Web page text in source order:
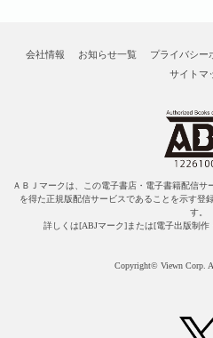
会社情報 お知らせ一覧 プライバシー
サイトマ
ＡＢＪマークは、この電子書店・電子書籍配信
を得た正規版配信サービスであることを示す登
す。
詳しくは[ABJマーク]または[電子出版制作
Copyright© Viewn Corp.